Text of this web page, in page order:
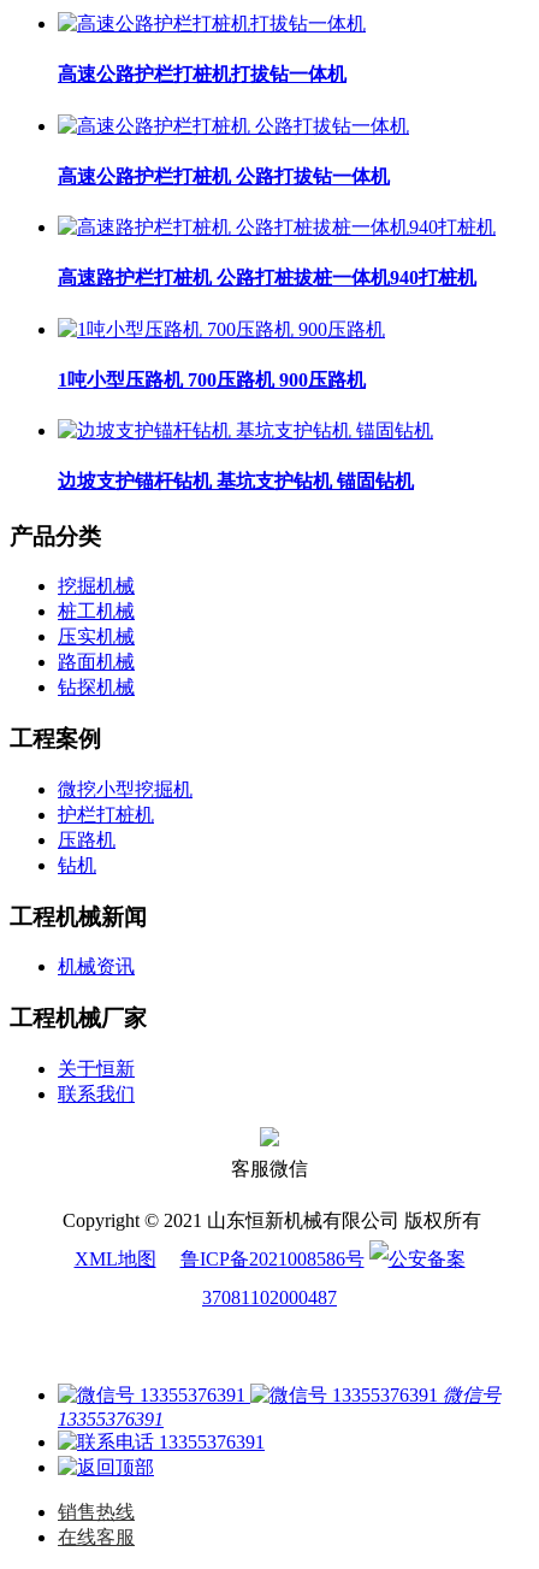
高速公路护栏打桩机打拔钻一体机
高速公路护栏打桩机 公路打拔钻一体机
高速路护栏打桩机 公路打桩拔桩一体机940打桩机
1吨小型压路机 700压路机 900压路机
边坡支护锚杆钻机 基坑支护钻机 锚固钻机
产品分类
挖掘机械
桩工机械
压实机械
路面机械
钻探机械
工程案例
微挖小型挖掘机
护栏打桩机
压路机
钻机
工程机械新闻
机械资讯
工程机械厂家
关于恒新
联系我们
客服微信
Copyright © 2021 山东恒新机械有限公司 版权所有
XML地图
鲁ICP备2021008586号
37081102000487
微信号
13355376391
13355376391
销售热线
在线客服